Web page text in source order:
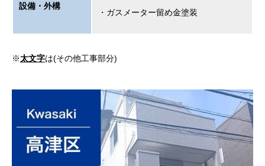
設備・外構
・ガスメーター留め金塗装
※太文字は(その他工事部分)